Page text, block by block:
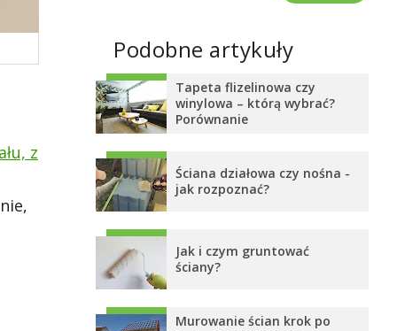
z
Podobne artykuły
Tapeta flizelinowa czy
winylowa – którą wybrać?
Porównanie
Ściana działowa czy nośna -
jak rozpoznać?
Jak i czym gruntować
ściany?
Murowanie ścian krok po